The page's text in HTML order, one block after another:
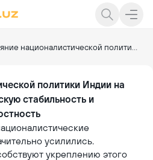
политики Индии на внутреннюю политическую стабильность и территориальную целостность
политики Индии на
стабильность и
усилились.
укреплению этого